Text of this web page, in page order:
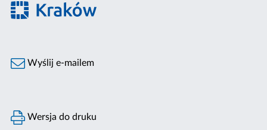
Wyślij e-mailem
Wersja do druku